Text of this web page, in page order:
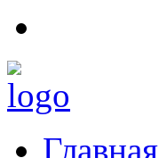
Главная